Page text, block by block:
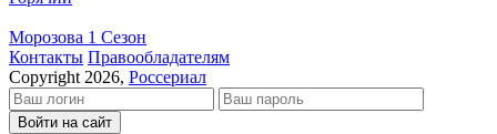
Морозова 1 Сезон
Кон­так­ты Пра­во­об­ла­да­те­лям
Copyright 2026, Россериал
Войти на сайт